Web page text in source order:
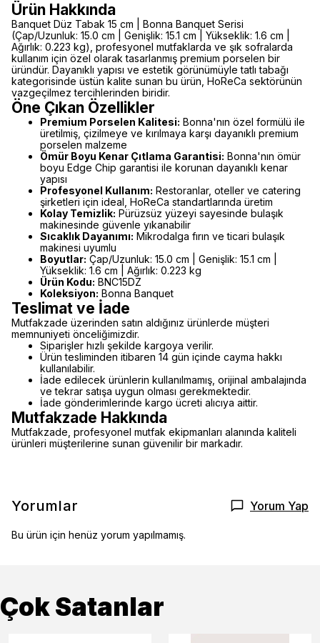
Ürün Hakkında
Banquet Düz Tabak 15 cm | Bonna Banquet Serisi
(Çap/Uzunluk: 15.0 cm | Genişlik: 15.1 cm | Yükseklik: 1.6 cm |
Ağırlık: 0.223 kg), profesyonel mutfaklarda ve şık sofralarda
kullanım için özel olarak tasarlanmış premium porselen bir
üründür. Dayanıklı yapısı ve estetik görünümüyle tatlı tabağı
kategorisinde üstün kalite sunan bu ürün, HoReCa sektörünün
vazgeçilmez tercihlerinden biridir.
Öne Çıkan Özellikler
Premium Porselen Kalitesi: Bonna'nın özel formülü ile
üretilmiş, çizilmeye ve kırılmaya karşı dayanıklı premium
porselen malzeme
Ömür Boyu Kenar Çıtlama Garantisi: Bonna'nın ömür
boyu Edge Chip garantisi ile korunan dayanıklı kenar
yapısı
Profesyonel Kullanım: Restoranlar, oteller ve catering
şirketleri için ideal, HoReCa standartlarında üretim
Kolay Temizlik: Pürüzsüz yüzeyi sayesinde bulaşık
makinesinde güvenle yıkanabilir
Sıcaklık Dayanımı: Mikrodalga fırın ve ticari bulaşık
makinesi uyumlu
Boyutlar: Çap/Uzunluk: 15.0 cm | Genişlik: 15.1 cm |
Yükseklik: 1.6 cm | Ağırlık: 0.223 kg
Ürün Kodu: BNC15DZ
Koleksiyon: Bonna Banquet
Teslimat ve İade
Mutfakzade üzerinden satın aldığınız ürünlerde müşteri
memnuniyeti önceliğimizdir.
Siparişler hızlı şekilde kargoya verilir.
Ürün tesliminden itibaren 14 gün içinde cayma hakkı
kullanılabilir.
İade edilecek ürünlerin kullanılmamış, orijinal ambalajında
ve tekrar satışa uygun olması gerekmektedir.
İade gönderimlerinde kargo ücreti alıcıya aittir.
Mutfakzade Hakkında
Mutfakzade, profesyonel mutfak ekipmanları alanında kaliteli
ürünleri müşterilerine sunan güvenilir bir markadır.
Yorumlar Yorum Yap
Bu ürün için henüz yorum yapılmamış.
Çok Satanlar